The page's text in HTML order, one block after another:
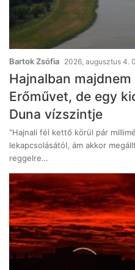
Bartok Zsófia 2026, augusztus 4.
Hajnalban
Erőművet, de egy
Duna vízszintje
“Hajnali fél kettő körül pár
lekapcsolásától, ám akkor
reggelre…